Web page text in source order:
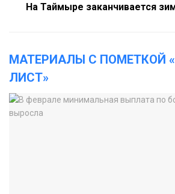
На Таймыре заканчивается
МАТЕРИАЛЫ С ПОМЕТКОЙ
ЛИСТ»